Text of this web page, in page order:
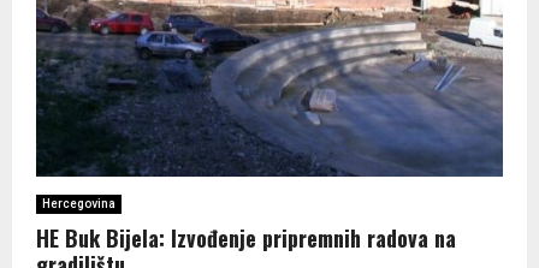
Hercegovina
HE Buk Bijela: Izvođenje pripremnih radova na